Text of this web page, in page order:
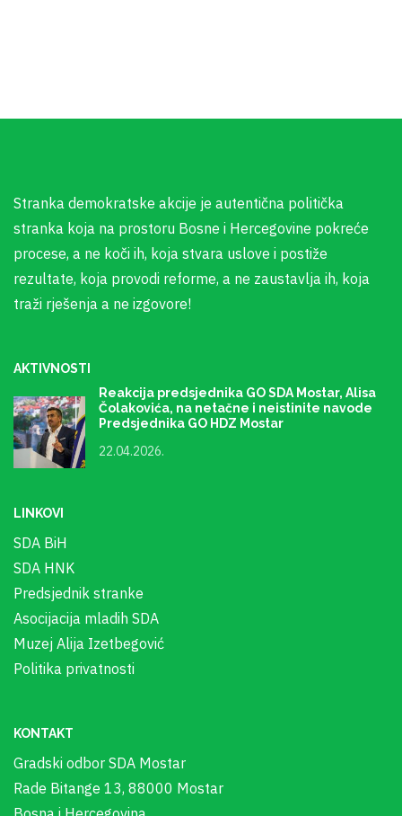
Stranka demokratske akcije je autentična politička
stranka koja na prostoru Bosne i Hercegovine pokreće
procese, a ne koči ih, koja stvara uslove i postiže
rezultate, koja provodi reforme, a ne zaustavlja ih, koja
traži rješenja a ne izgovore!
AKTIVNOSTI
Reakcija predsjednika GO SDA Mostar, Alisa
Čolakovića, na netačne i neistinite navode
Predsjednika GO HDZ Mostar
22.04.2026.
LINKOVI
SDA BiH
SDA HNK
Predsjednik stranke
Asocijacija mladih SDA
Muzej Alija Izetbegović
Politika privatnosti
KONTAKT
Gradski odbor SDA Mostar
Rade Bitange 13, 88000 Mostar